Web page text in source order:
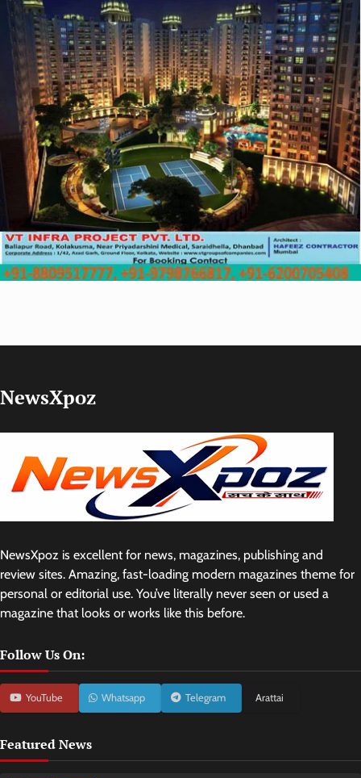
NewsXpoz
NewsXpoz is excellent for news, magazines, publishing and
review sites. Amazing, fast-loading modern magazines theme for
personal or editorial use. You’ve literally never seen or used a
magazine that looks or works like this before.
Follow Us On:
YouTube Whatsapp Telegram Arattai
Featured News